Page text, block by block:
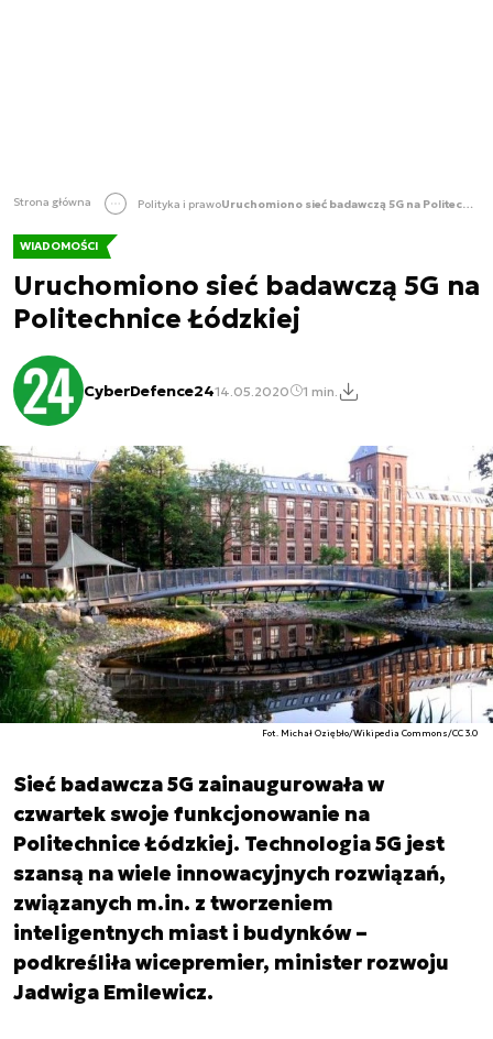
Strona główna Polityka i prawo Uruchomiono sieć badawczą 5G na Politechnice Łódzkiej
WIADOMOŚCI
Uruchomiono sieć badawczą 5G na
Politechnice Łódzkiej
CyberDefence2414.05.2020 1 min.
Fot. Michał Oziębło/Wikipedia Commons/CC 3.0
Sieć badawcza 5G zainaugurowała w
czwartek swoje funkcjonowanie na
Politechnice Łódzkiej. Technologia 5G jest
szansą na wiele innowacyjnych rozwiązań,
związanych m.in. z tworzeniem
inteligentnych miast i budynków –
podkreśliła wicepremier, minister rozwoju
Jadwiga Emilewicz.